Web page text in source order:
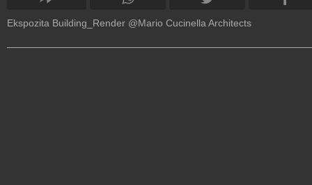
Ekspozita Building_Render @Mario Cucinella Architects